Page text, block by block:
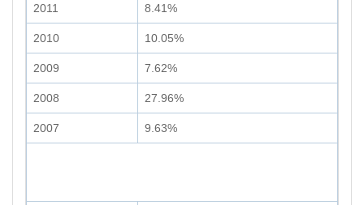
2011 8.41%
2010 10.05%
2009 7.62%
2008 27.96%
2007 9.63%